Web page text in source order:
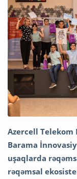
Azercell Telekom
Barama
uşaqlarda
rəqəmsal